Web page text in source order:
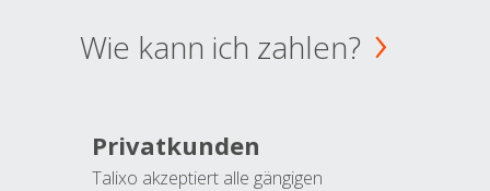
Wie kann ich zahlen?
Privatkunden
Talixo akzeptiert alle gängigen